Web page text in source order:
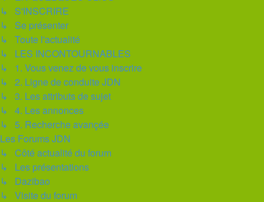
↳ S'INSCRIRE
↳ Se présenter
↳ Toute l'actualité
↳ LES INCONTOURNABLES
↳ 1. Vous venez de vous inscrire
↳ 2. Ligne de conduite JDN
↳ 3. Les attributs de sujet
↳ 4. Les annonces
↳ 5. Recherche avançée
Les Forums JDN
↳ Côté actualité du forum
↳ Les présentations
↳ Dazibao
↳ Visite du forum